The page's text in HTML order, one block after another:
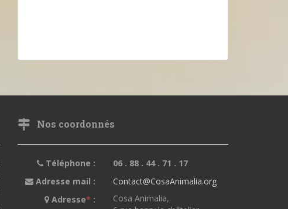
Nos coordonnés
Téléphone :
06 . 88 . 44 . 71 . 17
Adresse mail :
Contact@CosaAnimalia.org
Adresse* :
Cosa Animalia,